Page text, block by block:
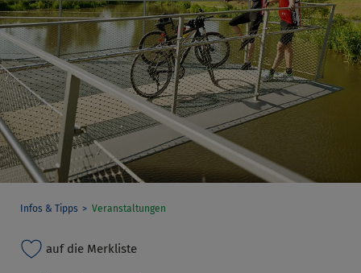
Infos & Tipps Veranstaltungen
auf die Merkliste